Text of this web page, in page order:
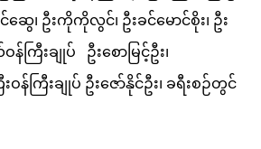
ဆွေ၊ ဦးကိုကိုလွင်၊ ဦးခင်မောင်စိုး၊ ဦး
ကြီးချုပ် ဦးစောမြင့်ဦး၊
န်ကြီးချုပ် ဦးဇော်နိုင်ဦး၊ ခရီးစဉ်တွင်